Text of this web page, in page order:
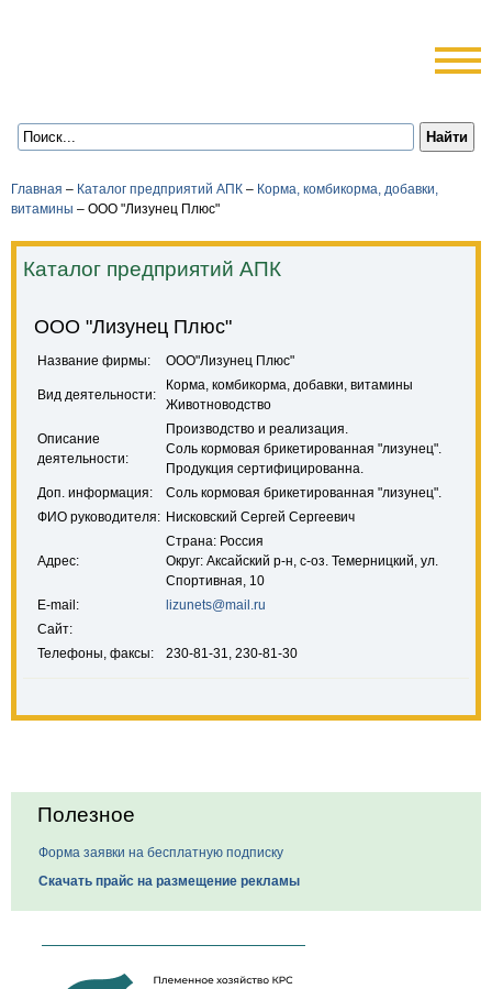
Главная – Каталог предприятий АПК – Корма, комбикорма, добавки,
витамины – ООО "Лизунец Плюс"
Каталог предприятий АПК
ООО "Лизунец Плюс"
Название фирмы: ООО"Лизунец Плюс"
Вид деятельности:
Корма, комбикорма, добавки, витамины
Животноводство
Описание
деятельности:
Производство и реализация.
Соль кормовая брикетированная "лизунец".
Продукция сертифицированна.
Доп. информация:
Соль кормовая брикетированная "лизунец".
ФИО руководителя: Нисковский Сергей Сергеевич
Адрес:
Страна: Россия
Округ: Аксайский р-н, с-оз. Темерницкий, ул.
Спортивная, 10
E-mail:
lizunets@mail.ru
Сайт:
Телефоны, факсы:
230-81-31, 230-81-30
Полезное
Форма заявки на бесплатную подписку
Скачать прайс на размещение рекламы